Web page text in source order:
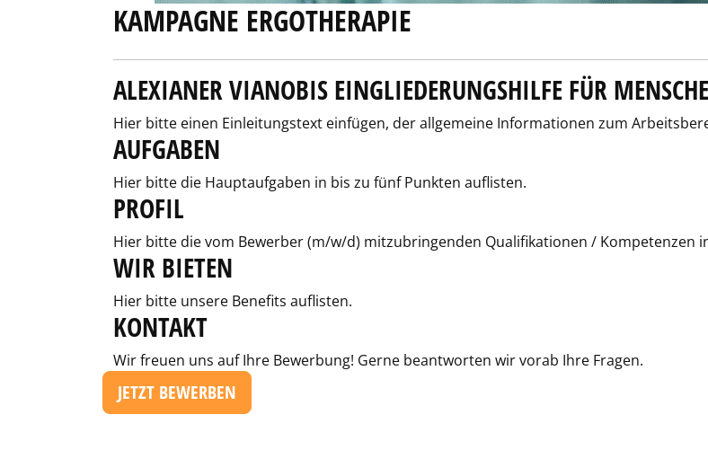
KAMPAGNE ERGOTHERAPIE
ALEXIANER VIANOBIS EINGLIEDERUNGSHILFE FÜR
Hier bitte einen Einleitungstext einfügen, der allgemeine Informationen zum
AUFGABEN
Hier bitte die Hauptaufgaben in bis zu fünf Punkten auflisten.
PROFIL
Hier bitte die vom Bewerber (m/w/d) mitzubringenden Qualifikationen / Kompetenzen
WIR BIETEN
Hier bitte unsere Benefits auflisten.
KONTAKT
Wir freuen uns auf Ihre Bewerbung! Gerne beantworten wir vorab Ihre Fragen.
JETZT BEWERBEN